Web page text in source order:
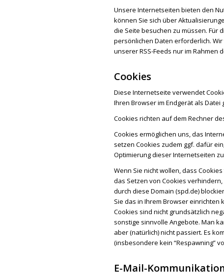
Unsere Internetseiten bieten den
können Sie sich über
die Seite besuchen zu müssen. Für
persönlichen Daten erforderlich.
unserer RSS-Feeds nur im Rahmen
Cookies
Diese Internetseite verwendet
Ihren Browser im Endgerät als Datei
Cookies richten auf dem Rechner
Cookies ermöglichen uns, das
setzen Cookies zudem ggf. dafür
Optimierung dieser Internetseiten
Wenn Sie nicht wollen, dass
das Setzen von Cookies
durch diese Domain (spd.de)
Sie das in Ihrem Browser einrichten
Cookies sind nicht grundsätzlich
sonstige sinnvolle Angebote. Man
aber (natürlich) nicht passiert. Es
(insbesondere kein “Respawning”
E-Mail-